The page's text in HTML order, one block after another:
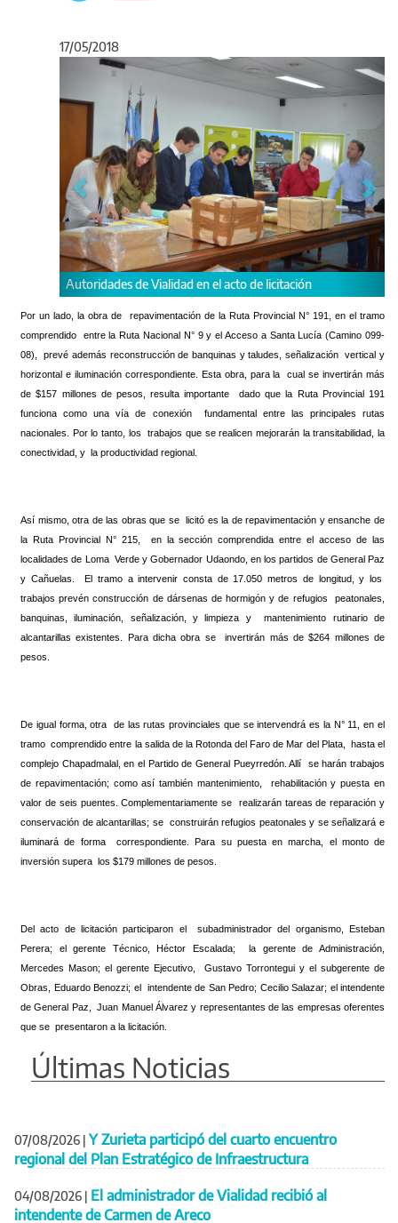
17/05/2018
de licitación
Anterior
Por un lado, la obra de repavimentación de la Ruta Provincial N° 191, en el tramo
comprendido entre la Ruta Nacional N° 9 y el Acceso a Santa Lucía (Camino 099-
08), prevé además reconstrucción de banquinas y taludes, señalización vertical y
horizontal e iluminación correspondiente. Esta obra, para la cual se invertirán más
de $157 millones de pesos, resulta importante dado que la Ruta Provincial 191
funciona como una vía de conexión fundamental entre las principales rutas
nacionales. Por lo tanto, los trabajos que se realicen mejorarán la transitabilidad, la
conectividad, y la productividad regional.
Así mismo, otra de las obras que se licitó es la de repavimentación y ensanche de
la Ruta Provincial N° 215, en la sección comprendida entre el acceso de las
localidades de Loma Verde y Gobernador Udaondo, en los partidos de General Paz
y Cañuelas. El tramo a intervenir consta de 17.050 metros de longitud, y los
trabajos prevén construcción de dársenas de hormigón y de refugios peatonales,
banquinas, iluminación, señalización, y limpieza y mantenimiento rutinario de
alcantarillas existentes. Para dicha obra se invertirán más de $264 millones de
pesos.
De igual forma, otra de las rutas provinciales que se intervendrá es la N° 11, en el
tramo comprendido entre la salida de la Rotonda del Faro de Mar del Plata, hasta el
complejo Chapadmalal, en el Partido de General Pueyrredón. Allí se harán trabajos
de repavimentación; como así también mantenimiento, rehabilitación y puesta en
valor de seis puentes. Complementariamente se realizarán tareas de reparación y
conservación de alcantarillas; se construirán refugios peatonales y se señalizará e
iluminará de forma correspondiente. Para su puesta en marcha, el monto de
inversión supera los $179 millones de pesos.
Del acto de licitación participaron el subadministrador del organismo, Esteban
Perera; el gerente Técnico, Héctor Escalada; la gerente de Administración,
Mercedes Mason; el gerente Ejecutivo, Gustavo Torrontegui y el subgerente de
Obras, Eduardo Benozzi; el intendente de San Pedro; Cecilio Salazar; el intendente
de General Paz, Juan Manuel Álvarez y representantes de las empresas oferentes
que se presentaron a la licitación.
Últimas Noticias
07/08/2026 | Y Zurieta participó del cuarto encuentro
regional del Plan Estratégico de Infraestructura
04/08/2026 | El administrador de Vialidad recibió al
intendente de Carmen de Areco